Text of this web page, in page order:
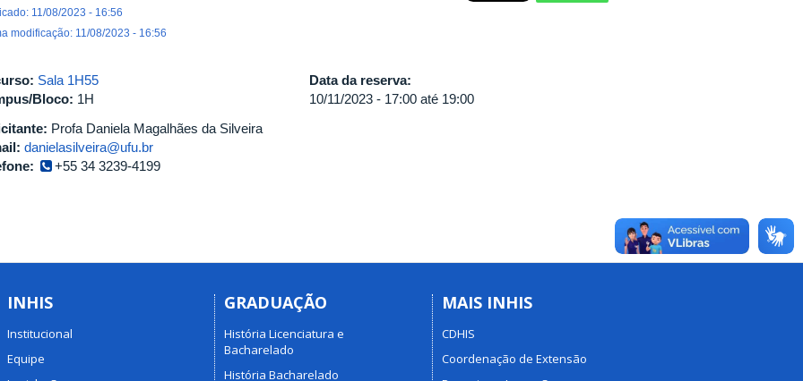
11/08/2023 - 16:56
modificação: 11/08/2023 - 16:56
Sala 1H55
Bloco: 1H
Profa Daniela Magalhães da Silveira
danielasilveira@ufu.br
+55 34 3239-4199
Data da reserva:
10/11/2023 - 17:00 até 19:00
INHIS
Institucional
Equipe
GRADUAÇÃO
História Licenciatura e
Bacharelado
História Bacharelado
MAIS INHIS
CDHIS
Coordenação de Extensão